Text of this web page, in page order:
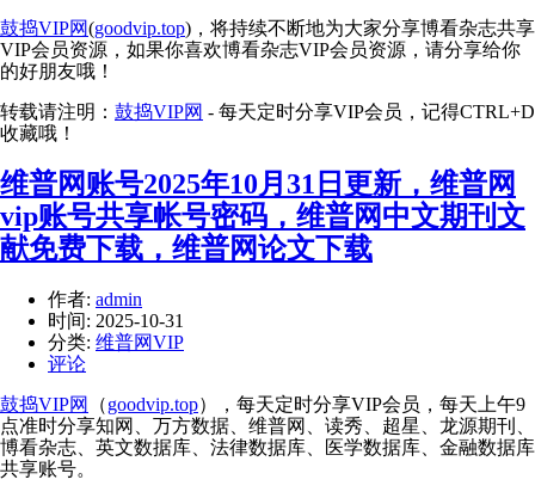
鼓捣VIP网(goodvip.top)，将持续不断地为大家分享博看杂志共享
VIP会员资源，如果你喜欢博看杂志VIP会员资源，请分享给你
的好朋友哦！
转载请注明： 鼓捣VIP网 - 每天定时分享VIP会员，记得CTRL+D
收藏哦！
维普网账号2025年10月31日更新，维普网
vip账号共享帐号密码，维普网中文期刊文
献免费下载，维普网论文下载
作者: admin
时间: 2025-10-31
分类: 维普网VIP
评论
鼓捣VIP网
（goodvip.top），每天定时分享VIP会员，每天上午9
点准时分享知网、万方数据、维普网、读秀、超星、龙源期刊、
博看杂志、英文数据库、法律数据库、医学数据库、金融数据库
共享账号。